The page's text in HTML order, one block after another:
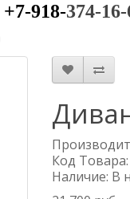
918-374-
Код Товара:
Наличие: В